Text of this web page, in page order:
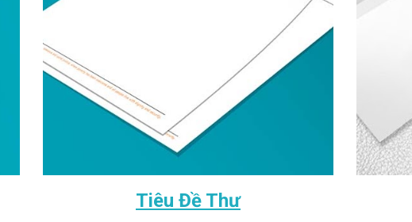
Tiêu Đề Thư